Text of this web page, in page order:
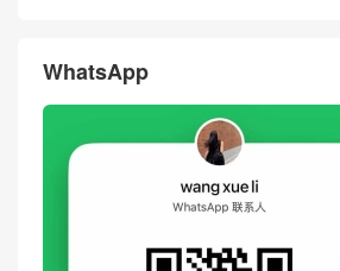
搶沙發
評論前必須登入！